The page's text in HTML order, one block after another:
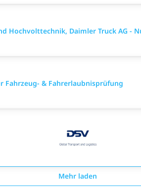
Daimler Truck AG -
& Fahrerlaubnisprüfung
Mehr laden